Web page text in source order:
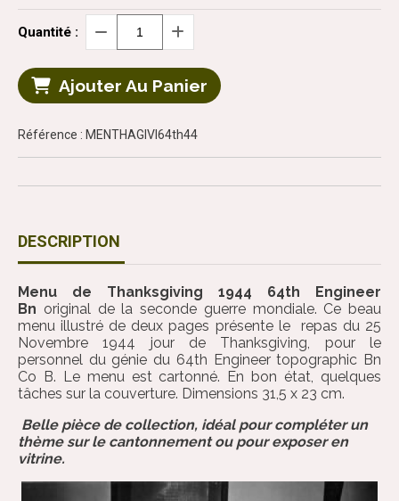
Quantité :
Ajouter Au Panier
Référence : MENTHAGIVI64th44
DESCRIPTION
Menu de Thanksgiving 1944 64th Engineer
Bn original de la seconde guerre mondiale. Ce beau
menu illustré de deux pages présente le repas du 25
Novembre 1944 jour de Thanksgiving, pour le
personnel du génie du 64th Engineer topographic Bn
Co B. Le menu est cartonné. En bon état, quelques
tâches sur la couverture. Dimensions 31,5 x 23 cm.
Belle pièce de collection, idéal pour compléter un
thème sur le cantonnement ou pour exposer en
vitrine.